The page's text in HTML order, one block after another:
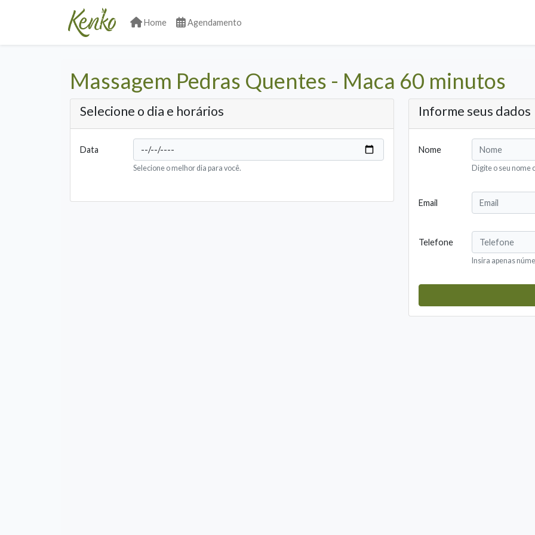
Home Agendamento
Massagem Pedras Quentes - Maca 60 minutos
Selecione o dia e horários
Data
Selecione o melhor dia para você.
Informe seus dados
Nome
Digite o seu nome
Email
Telefone
Insira apenas